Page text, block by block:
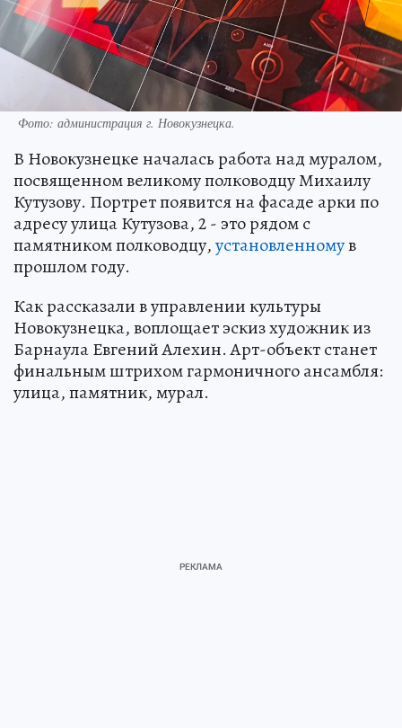
Фото: администрация г. Новокузнецка.
В Новокузнецке началась работа над муралом,
посвященном великому полководцу Михаилу
Кутузову. Портрет появится на фасаде арки по
адресу улица Кутузова, 2 - это рядом с
памятником полководцу,установленномув
прошлом году.
Как рассказали в управлении культуры
Новокузнецка, воплощает эскиз художник из
Барнаула Евгений Алехин. Арт-объект станет
финальным штрихом гармоничного ансамбля:
улица, памятник, мурал.